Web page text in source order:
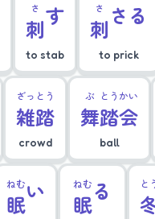
刺
さ す
to stab
刺
さ さる
to prick
雑
ざっ
踏
とう
crowd
舞
ぶ
踏
とう
会
かい
ball
眠
ねむい 眠
ねむ る と